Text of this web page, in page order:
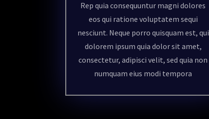
Rep quia consequuntur magni dolores
eos qui ratione voluptatem sequi
nesciunt. Neque porro quisquam est, qui
dolorem ipsum quia dolor sit amet,
consectetur, adipisci velit, sed quia non
numquam eius modi tempora